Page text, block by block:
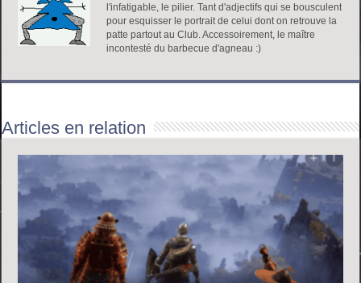
l'infatigable, le pilier. Tant d'adjectifs qui se bousculent
pour esquisser le portrait de celui dont on retrouve la
patte partout au Club. Accessoirement, le maître
incontesté du barbecue d'agneau :)
Articles en relation